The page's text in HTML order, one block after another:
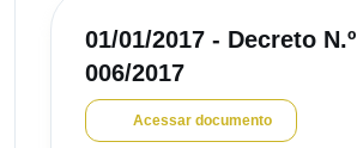
01/01/2017 - Decreto N.º
006/2017
Acessar documento